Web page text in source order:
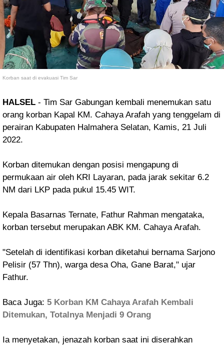
Korban saat di evakuasi Tim Sar
HALSEL - Tim Sar Gabungan kembali menemukan satu
orang korban Kapal KM. Cahaya Arafah yang tenggelam di
perairan Kabupaten Halmahera Selatan, Kamis, 21 Juli
2022.
Korban ditemukan dengan posisi mengapung di
permukaan air oleh KRI Layaran, pada jarak sekitar 6.2
NM dari LKP pada pukul 15.45 WIT.
Kepala Basarnas Ternate, Fathur Rahman mengataka,
korban tersebut merupakan ABK KM. Cahaya Arafah.
"Setelah di identifikasi korban diketahui bernama Sarjono
Pelisir (57 Thn), warga desa Oha, Gane Barat," ujar
Fathur.
Baca Juga: 5 Korban KM Cahaya Arafah Kembali
Ditemukan, Totalnya Menjadi 9 Orang
Ia menyetakan, jenazah korban saat ini diserahkan